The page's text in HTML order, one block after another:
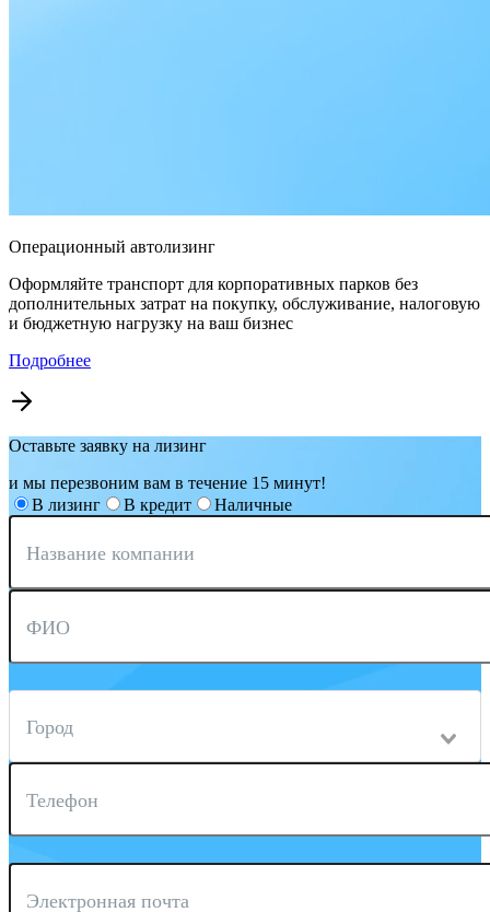
Операционный автолизинг
Оформляйте транспорт для корпоративных парков без
дополнительных затрат на покупку, обслуживание, налоговую
и бюджетную нагрузку на ваш бизнес
Подробнее
Оставьте заявку на лизинг
и мы перезвоним вам в течение 15 минут!
В лизинг
В кредит Наличные
Название компании
ФИО
Город
Телефон
Электронная почта